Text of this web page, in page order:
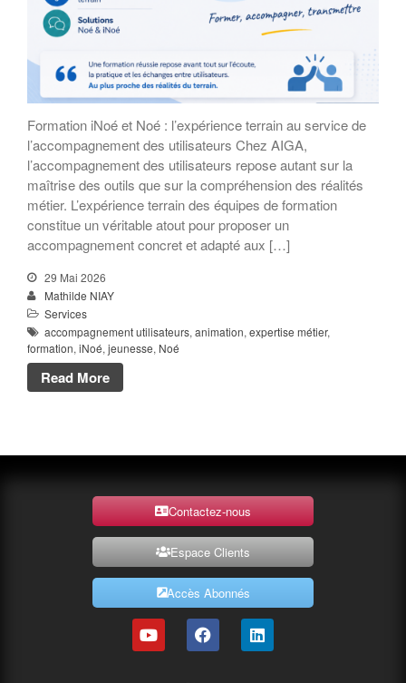
Formation iNoé et Noé : l’expérience terrain au service de
l’accompagnement des utilisateurs Chez AIGA,
l’accompagnement des utilisateurs repose autant sur la
maîtrise des outils que sur la compréhension des réalités
métier. L’expérience terrain des équipes de formation
constitue un véritable atout pour proposer un
accompagnement concret et adapté aux […]
29 Mai 2026
Mathilde NIAY
Services
accompagnement utilisateurs, animation, expertise métier,
formation, iNoé, jeunesse, Noé
Read More
Contactez-nous
Espace Clients
Accès Abonnés